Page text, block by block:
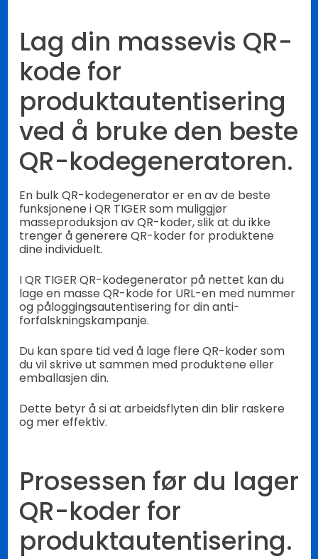
Lag din massevis QR-
kode for
produktautentisering
ved å bruke den beste
QR-kodegeneratoren.
En bulk QR-kodegenerator er en av de beste
funksjonene i QR TIGER som muliggjør
masseproduksjon av QR-koder, slik at du ikke
trenger å generere QR-koder for produktene
dine individuelt.
I QR TIGER QR-kodegenerator på nettet kan du
lage en masse QR-kode for URL-en med nummer
og påloggingsautentisering for din anti-
forfalskningskampanje.
Du kan spare tid ved å lage flere QR-koder som
du vil skrive ut sammen med produktene eller
emballasjen din.
Dette betyr å si at arbeidsflyten din blir raskere
og mer effektiv.
Prosessen før du lager
QR-koder for
produktautentisering.